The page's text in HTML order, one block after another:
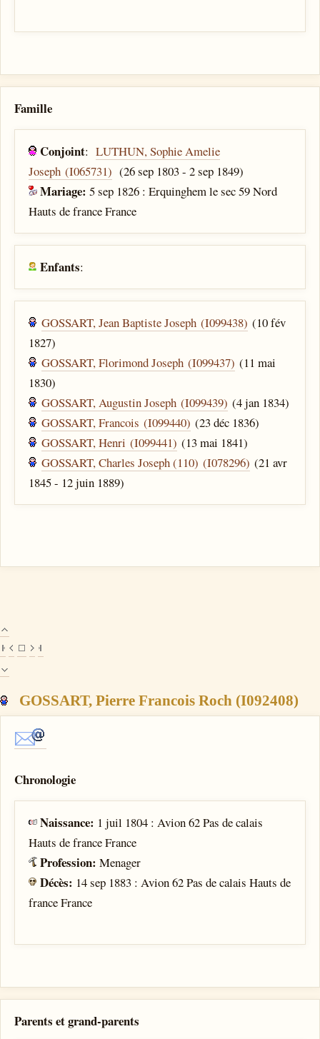
Famille
Conjoint:LUTHUN, Sophie Amelie
Joseph (I065731) (26 sep 1803 - 2 sep 1849)
Mariage:5 sep 1826 : Erquinghem le sec 59 Nord
Hauts de france France
Enfants:
GOSSART, Jean Baptiste Joseph (I099438) (10 fév
1827)
GOSSART, Florimond Joseph (I099437) (11 mai
1830)
GOSSART, Augustin Joseph (I099439) (4 jan 1834)
GOSSART, Francois (I099440) (23 déc 1836)
GOSSART, Henri (I099441) (13 mai 1841)
GOSSART, Charles Joseph (110) (I078296) (21 avr
1845 - 12 juin 1889)
GOSSART, Pierre Francois Roch (I092408)
Chronologie
Naissance: 1 juil 1804 : Avion 62 Pas de calais
Hauts de france France
Profession:Menager
Décès: 14 sep 1883 : Avion 62 Pas de calais Hauts de
france France
Parents et grand-parents